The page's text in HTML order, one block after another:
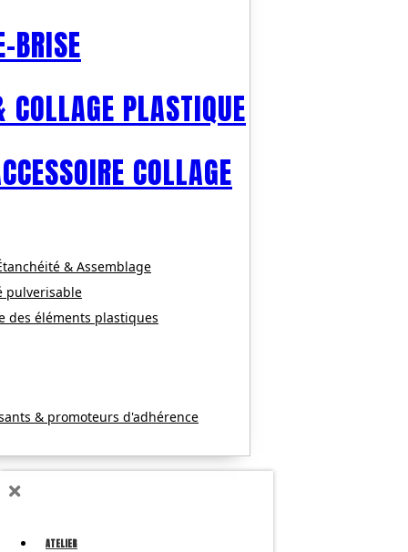
BRISE
PLASTIQUE
COLLAGE
& Assemblage
pulverisable
des éléments plastiques
& promoteurs d'adhérence
ATELIER